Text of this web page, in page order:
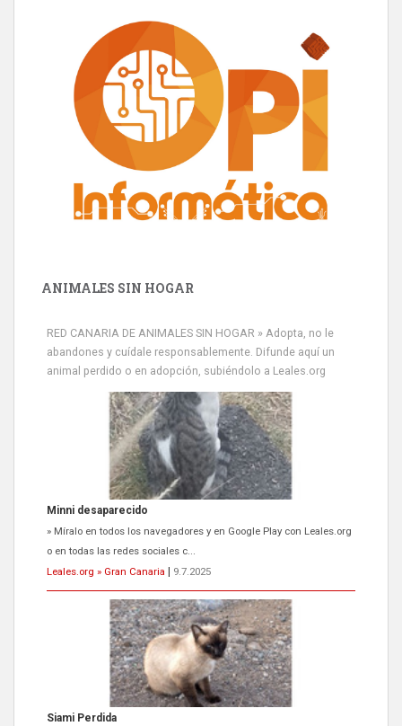
ANIMALES SIN HOGAR
RED CANARIA DE ANIMALES SIN HOGAR » Adopta, no le
abandones y cuídale responsablemente. Difunde aquí un
animal perdido o en adopción, subiéndolo a Leales.org
Minni desaparecido
» Míralo en todos los navegadores y en Google Play con Leales.org
o en todas las redes sociales c...
Leales.org » Gran Canaria
9.7.2025
Siami Perdida